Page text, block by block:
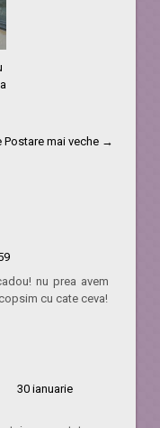
Postare mai veche →
nu prea avem
cu cate ceva!
30 ianuarie